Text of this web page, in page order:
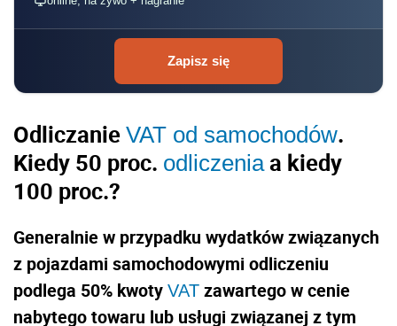
Zapisz się
Odliczanie VAT od samochodów.
Kiedy 50 proc. odliczeniaa kiedy
100 proc.?
Generalnie w przypadku wydatków związanych
z pojazdami samochodowymi odliczeniu
podlega 50% kwoty VAT zawartego w cenie
nabytego towaru lub usługi związanej z tym